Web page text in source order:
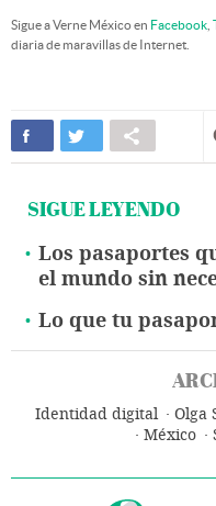
Sigue a Verne México en Facebook
diaria de maravillas de Internet.
SIGUE LEYENDO
Los pasaportes
el mundo sin
Lo que tu
Identidad digital Olga
México